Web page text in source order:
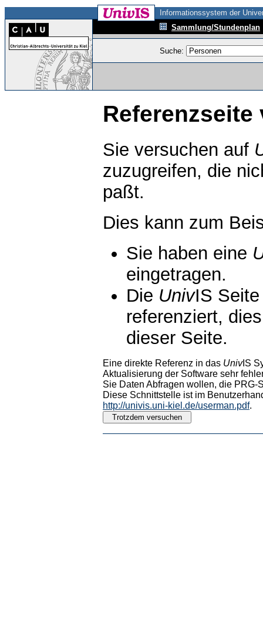
Informationssystem der
Sammlung/Stundenplan
Suche:
Referenzseite
Sie versuchen auf
zuzugreifen, die
paßt.
Dies kann zum
Sie haben eine
eingetragen.
Die UnivIS
referenziert,
dieser Seite.
Eine direkte Referenz in das UnivIS
Aktualisierung der Software sehr
Sie Daten Abfragen wollen, die PRG-
Diese Schnittstelle ist im
http://univis.uni-kiel.de/userman.pdf.